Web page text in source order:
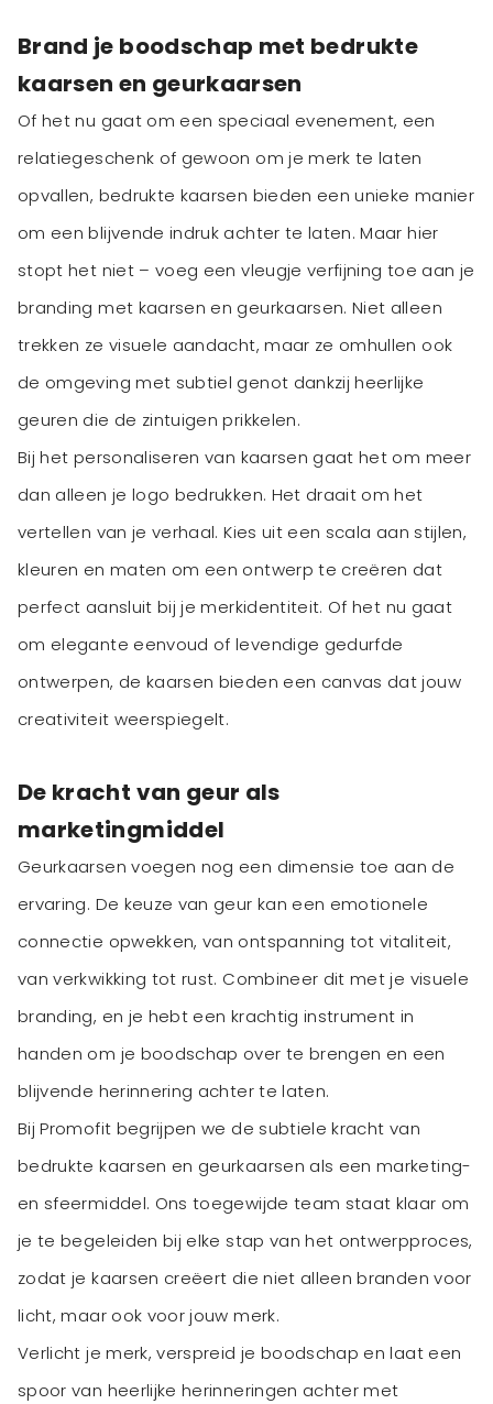
Brand je boodschap met bedrukte
kaarsen en geurkaarsen
Of het nu gaat om een speciaal evenement, een
relatiegeschenk of gewoon om je merk te laten
opvallen, bedrukte kaarsen bieden een unieke manier
om een blijvende indruk achter te laten. Maar hier
stopt het niet – voeg een vleugje verfijning toe aan je
branding met kaarsen en geurkaarsen. Niet alleen
trekken ze visuele aandacht, maar ze omhullen ook
de omgeving met subtiel genot dankzij heerlijke
geuren die de zintuigen prikkelen.
Bij het personaliseren van kaarsen gaat het om meer
dan alleen je logo bedrukken. Het draait om het
vertellen van je verhaal. Kies uit een scala aan stijlen,
kleuren en maten om een ontwerp te creëren dat
perfect aansluit bij je merkidentiteit. Of het nu gaat
om elegante eenvoud of levendige gedurfde
ontwerpen, de kaarsen bieden een canvas dat jouw
creativiteit weerspiegelt.
De kracht van geur als
marketingmiddel
Geurkaarsen voegen nog een dimensie toe aan de
ervaring. De keuze van geur kan een emotionele
connectie opwekken, van ontspanning tot vitaliteit,
van verkwikking tot rust. Combineer dit met je visuele
branding, en je hebt een krachtig instrument in
handen om je boodschap over te brengen en een
blijvende herinnering achter te laten.
Bij Promofit begrijpen we de subtiele kracht van
bedrukte kaarsen en geurkaarsen als een marketing-
en sfeermiddel. Ons toegewijde team staat klaar om
je te begeleiden bij elke stap van het ontwerpproces,
zodat je kaarsen creëert die niet alleen branden voor
licht, maar ook voor jouw merk.
Verlicht je merk, verspreid je boodschap en laat een
spoor van heerlijke herinneringen achter met